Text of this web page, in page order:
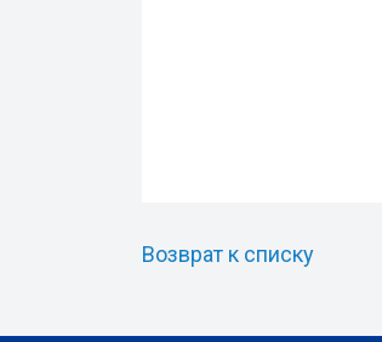
Возврат к списку